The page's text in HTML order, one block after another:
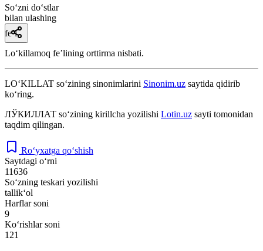
So‘zni do‘stlar
bilan ulashing
fe’l
Loʻkillamoq feʼlining orttirma nisbati.
LO‘KILLAT so‘zining sinonimlarini Sinonim.uz saytida qidirib
ko‘ring.
ЛЎКИЛЛАТ so‘zining kirillcha yozilishi Lotin.uz sayti tomonidan
taqdim qilingan.
Ro‘yxatga qo‘shish
Saytdagi o‘rni
11636
So‘zning teskari yozilishi
tallik‘ol
Harflar soni
9
Ko‘rishlar soni
121